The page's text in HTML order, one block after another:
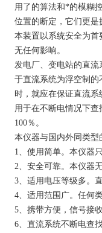
用了的算法和*的模糊
位置的断定，它们更
本装置以系统安全为
无任何影响。
发电厂、变电站的直
于直流系统为浮空制
时，就应在保证直流
用于在不断电情况下
100％。
本仪器与国内外同类
1、使用简单。本仪器
2、安全可靠。本仪器
3、适用电压等级多。
4、适用范围广。任何
5、携带方便，信号接
6、直流系统不断电查